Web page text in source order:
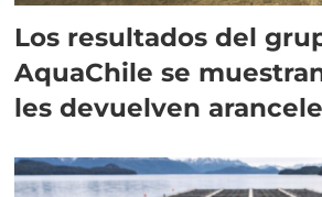
Los resultados del
AquaChile se
les devuelven